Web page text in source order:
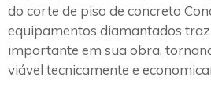
do corte de piso de concreto
equipamentos diamantados
importante em sua obra,
viável tecnicamente e